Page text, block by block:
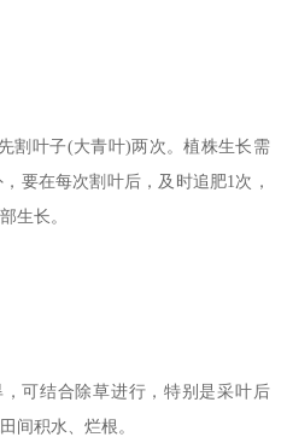
割叶子(大青叶)两次。植株生长需
要在每次割叶后，及时追肥1次，
生长。
可结合除草进行，特别是采叶后
间积水、烂根。